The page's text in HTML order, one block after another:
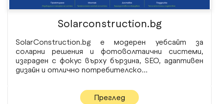
Solarconstruction.bg
SolarConstruction.bg е модерен уебсайт за
соларни решения и фотоволтаични системи,
изграден с фокус върху бързина, SEO, адаптивен
дизайн и отлично потребителско...
Преглед